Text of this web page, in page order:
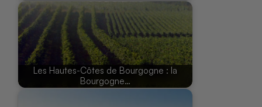
Les Hautes-Côtes de Bourgogne : la
Bourgogne…